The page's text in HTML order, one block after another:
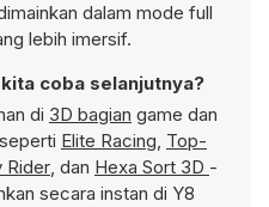
dalam mode full
lebih imersif.
coba selanjutnya?
di 3D bagian game dan
Elite Racing, Top-
Rider, dan Hexa Sort 3D -
secara instan di Y8